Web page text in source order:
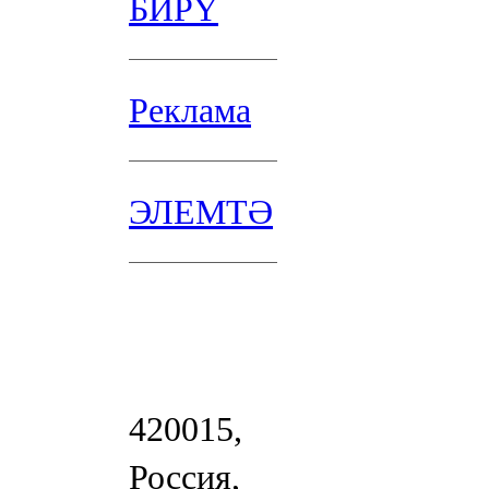
БИРҮ
Реклама
ЭЛЕМТӘ
420015,
Россия,